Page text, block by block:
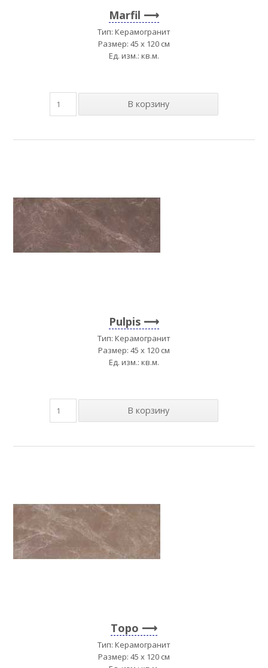
Marfil
Тип: Керамогранит
Размер: 45 x 120 см
Ед. изм.: кв.м.
Pulpis
Тип: Керамогранит
Размер: 45 x 120 см
Ед. изм.: кв.м.
Topo
Тип: Керамогранит
Размер: 45 x 120 см